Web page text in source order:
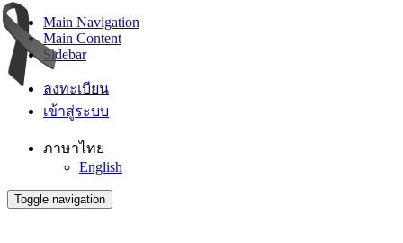
Main Navigation
Main Content
Sidebar
ลงทะเบียน
เข้าสู่ระบบ
ภาษาไทย
English
Toggle navigation